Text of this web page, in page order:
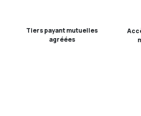
Tiers payant mutuelles
agréées